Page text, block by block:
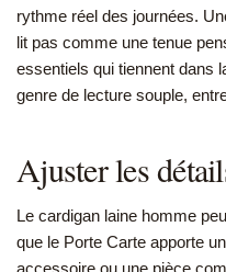
rythme réel des journées.
lit pas comme une tenue
essentiels qui tiennent dans
genre de lecture souple,
Ajuster les
Le cardigan laine homme
que le Porte Carte apporte
accessoire ou une pièce